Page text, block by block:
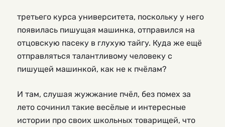
третьего курса университета, поскольку у него
появилась пишущая машинка, отправился на
отцовскую пасеку в глухую тайгу. Куда же ещё
отправляться талантливому человеку с
пишущей машинкой, как не к пчёлам?
И там, слушая жужжание пчёл, без помех за
лето сочинил такие весёлые и интересные
истории про своих школьных товарищей, что